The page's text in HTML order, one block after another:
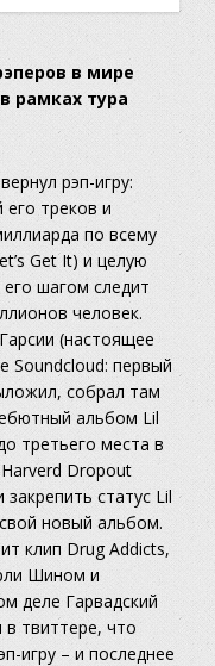
в мире
рамках тура
рэп-игру:
треков и
по всему
Get It) и целую
шагом следит
человек.
(настоящее
Soundcloud: первый
собрал там
альбом Lil
третьего места в
Dropout
статус Lil
новый альбом.
клип Drug Addicts,
Шином и
деле Гарвадский
в твиттере, что
игру – и последнее